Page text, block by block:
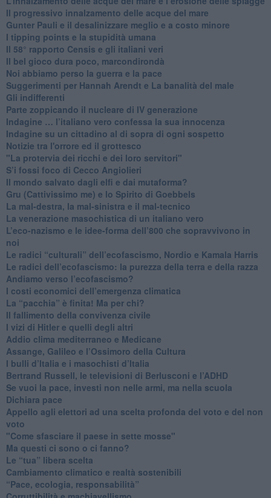
​Il progressivo innalzamento delle acque del mare
​Gunter Pauli e il desalinizzare meglio e a costo minore
I tipping points e la stupidità umana
​Il 58° rapporto Censis e gli italiani veri
​Il bel gioco dura poco, marcondirondà
Noi abbiamo perso la guerra e la pace
Suggerimenti per Hannah Arendt e La banalità del male
​Gli indifferenti
Parte zoppicando il nucleare di IV generazione
​Indagine … l’italiano vero confessa la sua innocenza
Indagine su un cittadino al di sopra di ogni sospetto
Notizie tra l'orrore ed il grottesco
"La protervia dei ricchi e dei loro servitori"
S’i fossi foco di Cecco Angiolieri
​Il mondo salvato dagli elfi e dai mutaforma?
Gru (Cattivissimo me) e lo Spirito di Goebbels
​La mal-destra, la mal-sinistra e il mal-tecnico
​La venerazione masochistica di un italiano vero
​L’eco-nazismo e le idee-forma dell’800 che sopravvivono in
noi
​Le radici “culturali” dell’ecofascismo, Nordio e Kamala Harris
Le radici dell’ecofascismo: la purezza della terra e della razza
Andiamo verso l’ecofascismo?
I costi economici dell’emergenza climatica
​La “pacchia” è finita! Ma per chi?
​Il fallimento della convivenza civile
​I vizi di Hitler e quelli degli altri
Addio clima mediterraneo e Medicane
​Assange, Galileo e l’Ossimoro della Cultura
​I bulli d’Italia e i masochisti d’Italia
​Bertrand Russell, le televisioni di Berlusconi e l’ADHD
​Se vuoi la pace, investi non nelle armi, ma nella scuola
​Dichiara pace
​Appello agli elettori ad una scelta profonda del voto e del non
voto
"Come sfasciare il paese in sette mosse"
​Ma questi ci sono o ci fanno?
​Le “tua” libera scelta
Cambiamento climatico e realtà sostenibili
“Pace, ecologia, responsabilità”